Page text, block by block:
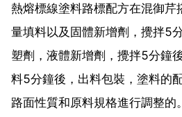
熱熔標線塗料路標配方在混御芹
量填料以及固體新增劑，攪拌5
塑劑，液體新增劑，攪拌5分鐘
料5分鐘後，出料包裝，塗料的
路面性質和原料規格進行調整的